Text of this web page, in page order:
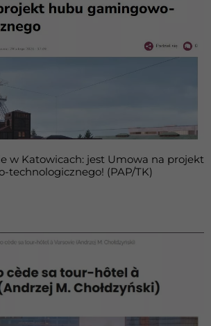
w Katowicach: jest Umowa na projekt
technologicznego! (PAP/TK)